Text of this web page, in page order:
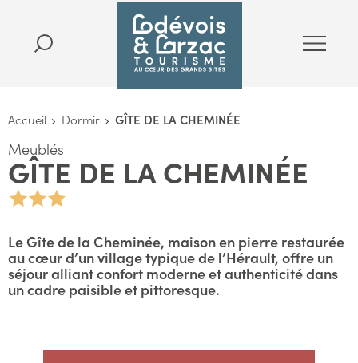
Accueil Dormir GÎTE DE LA CHEMINÉE
Meublés
GÎTE DE LA CHEMINÉE
Le Gîte de la Cheminée, maison en pierre restaurée
au cœur d’un village typique de l’Hérault, offre un
séjour alliant confort moderne et authenticité dans
un cadre paisible et pittoresque.